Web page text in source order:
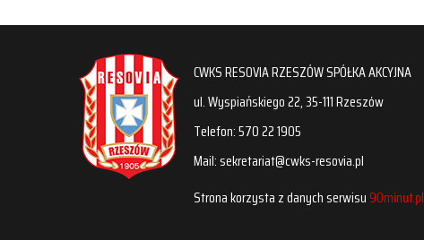
CWKS RESOVIA RZESZÓW SPÓŁKA AKCYJNA
ul. Wyspiańskiego 22, 35-111 Rzeszów
Telefon: 570 22 1905
Mail: sekretariat@cwks-resovia.pl
Strona korzysta z danych serwisu90minut.pl